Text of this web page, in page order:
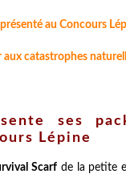
au Concours
aux catastrophes
ses
Lépine
Scarf de la petite